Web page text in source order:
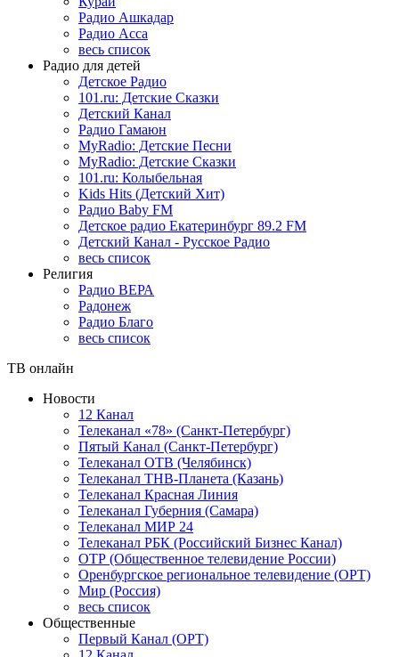
Радио Ашкадар
Радио Асса
весь список
Радио для детей
Детское Радио
101.ru: Детские Сказки
Детский Канал
Радио Гамаюн
MyRadio: Детские Песни
MyRadio: Детские Сказки
101.ru: Колыбельная
Kids Hits (Детский Хит)
Радио Baby FM
Детское радио Екатеринбург 89.2 FM
Детский Канал - Русское Радио
весь список
Религия
Радио ВЕРА
Радонеж
Радио Благо
весь список
ТВ онлайн
Новости
12 Канал
Телеканал «78» (Санкт-Петербург)
Пятый Канал (Санкт-Петербург)
Телеканал ОТВ (Челябинск)
Телеканал ТНВ-Планета (Казань)
Телеканал Красная Линия
Телеканал Губерния (Самара)
Телеканал МИР 24
Телеканал РБК (Российский Бизнес Канал)
ОТР (Общественное телевидение России)
Оренбургское региональное телевидение (ОРТ)
Мир (Россия)
весь список
Общественные
Первый Канал (ОРТ)